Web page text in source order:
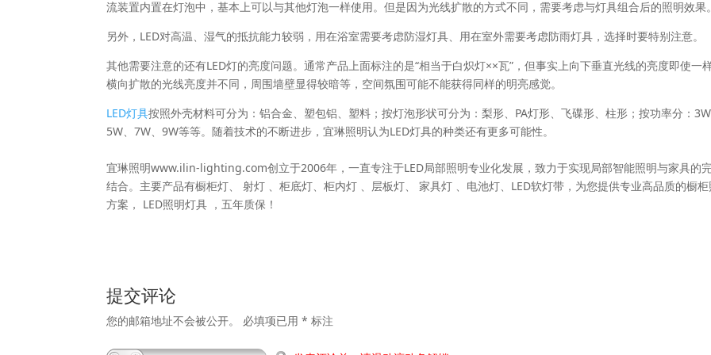
流装置内置在灯泡中，基本上可以与其他灯泡一样使用。但是因为光线扩散的方式不同，需要考虑与灯具组合后的照明效果。
另外，LED对高温、湿气的抵抗能力较弱，用在浴室需要考虑防湿灯具、用在室外需要考虑防雨灯具，选择时要特别注意。
其他需要注意的还有LED灯的亮度问题。通常产品上面标注的是“相当于白炽灯××瓦”，但事实上向下垂直光线的亮度即使一
横向扩散的光线亮度并不同，周围墙壁显得较暗等，空间氛围可能不能获得同样的明亮感觉。
LED灯具按照外壳材料可分为：铝合金、塑包铝、塑料；按灯泡形状可分为：梨形、PA灯形、飞碟形、柱形；按功率分：3W
5W、7W、9W等等。随着技术的不断进步，宜琳照明认为LED灯具的种类还有更多可能性。
宜琳照明www.ilin-lighting.com创立于2006年，一直专注于LED局部照明专业化发展，致力于实现局部智能照明与家具的
结合。主要产品有橱柜灯、 射灯 、柜底灯、柜内灯 、层板灯、 家具灯 、电池灯、LED软灯带，为您提供专业高品质的橱柜
方案， LED照明灯具 ，五年质保！
提交评论
您的邮箱地址不会被公开。 必填项已用* 标注